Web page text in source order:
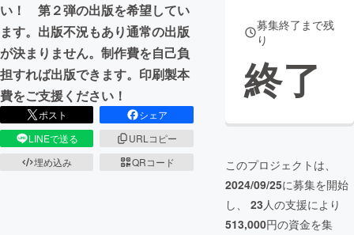
い！ 第２弾の出版を希望してい
ます。出版不況もあり通常の出版
が決まりません。制作費を自己負
担すれば出版できます。印刷製本
費をご支援ください！
ポスト
シェア
LINEで送る
URLコピー
埋め込み
QRコード
募集終了まで残
り
終了
このプロジェクトは、
2024/09/25に募集を開始
し、 23人の支援により
513,000円の資金を集